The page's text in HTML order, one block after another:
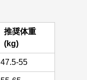
推奨体重
(kg)
47.5-55